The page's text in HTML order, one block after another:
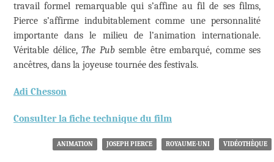
travail formel remarquable qui s’affine au fil de ses films,
Pierce s’affirme indubitablement comme une personnalité
importante dans le milieu de l’animation internationale.
Véritable délice, The Pubsemble être embarqué, comme ses
ancêtres, dans la joyeuse tournée des festivals.
Adi Chesson
Consulter la fiche technique du film
ANIMATION JOSEPH PIERCE ROYAUME-UNI VIDÉOTHÈQUE